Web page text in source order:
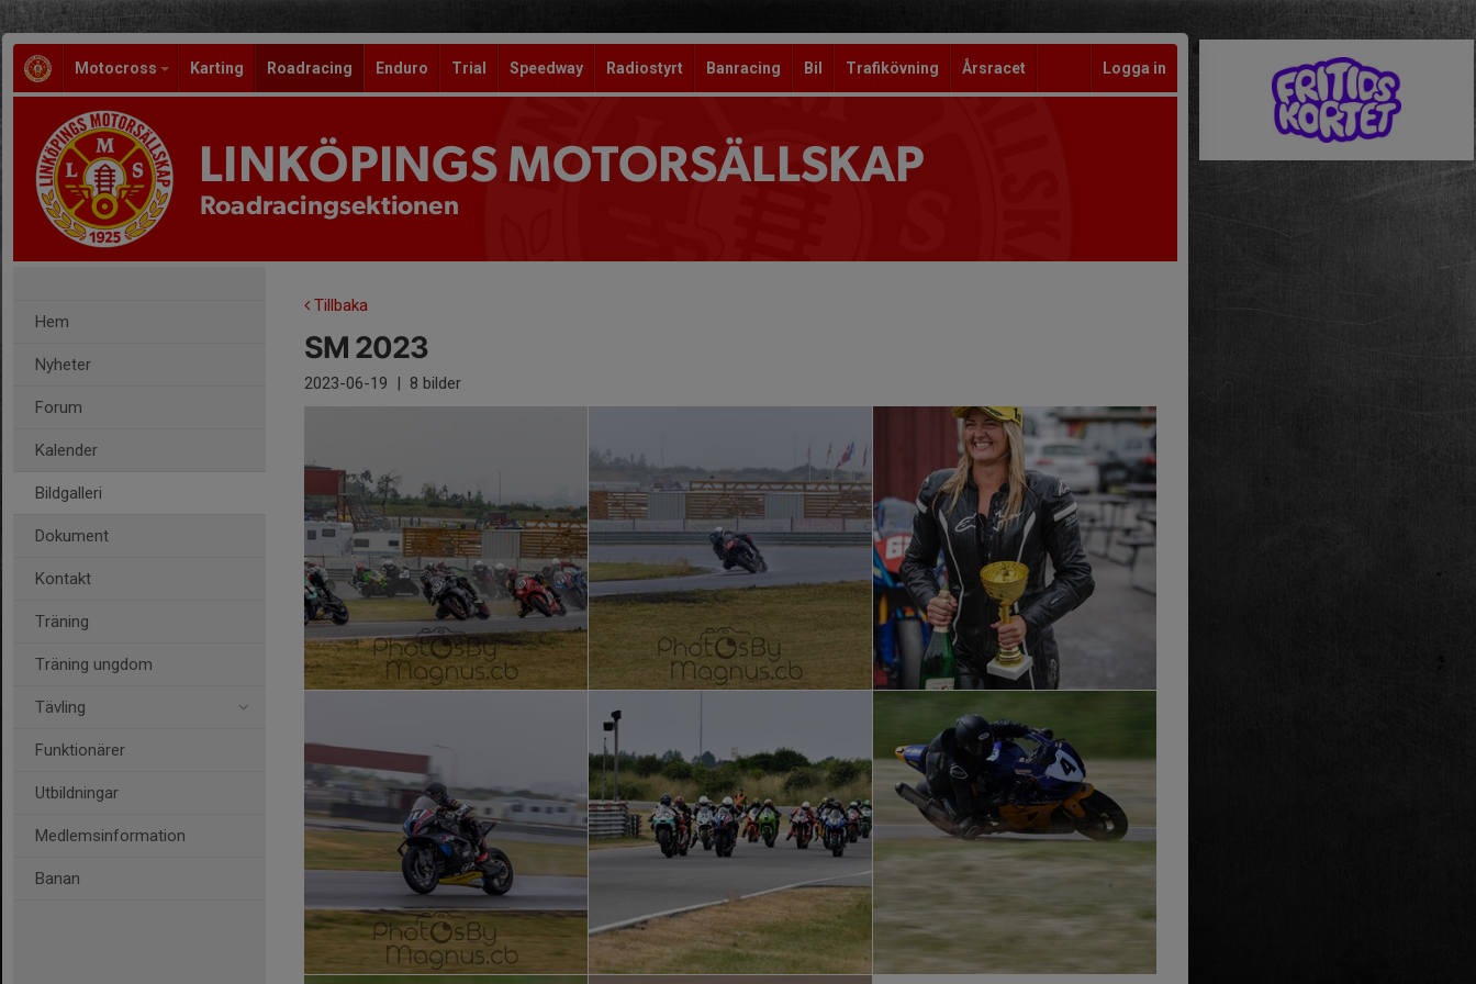
Motocross Karting Roadracing Enduro Trial Speedway Radiostyrt Banracing Bil Trafikövning Årsracet Logga in
LINKÖPINGS MOTORSÄLLSKAP
Roadracingsektionen
Hem
Nyheter
Forum
Kalender
Bildgalleri
Dokument
Kontakt
Träning
Träning ungdom
Tävling
Funktionärer
Utbildningar
Medlemsinformation
Banan
Tillbaka
SM 2023
2023-06-19 | 8 bilder